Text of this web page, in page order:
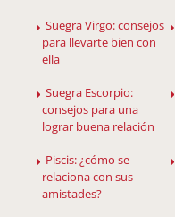
Suegra Virgo: consejos
para llevarte bien con
ella
Suegra Escorpio:
consejos para una
lograr buena relación
Piscis: ¿cómo se
relaciona con sus
amistades?